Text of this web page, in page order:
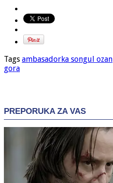
Tags ambasadorka songul ozan
gora